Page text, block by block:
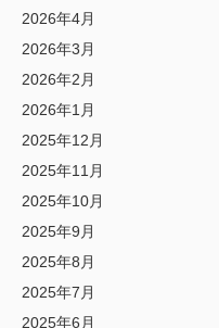
2026年4月
2026年3月
2026年2月
2026年1月
2025年12月
2025年11月
2025年10月
2025年9月
2025年8月
2025年7月
2025年6月